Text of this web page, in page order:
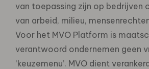
van toepassing zijn op bedrijven
van arbeid, milieu,
Voor het MVO Platform is
verantwoord ondernemen geen
‘keuzemenu’. MVO dient